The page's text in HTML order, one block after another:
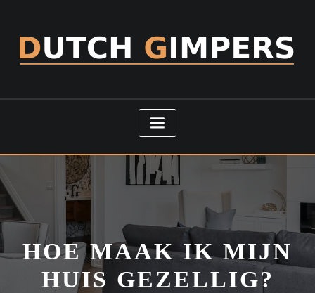
inhoud
HOE MAAK IK MIJN
HUIS GEZELLIG?